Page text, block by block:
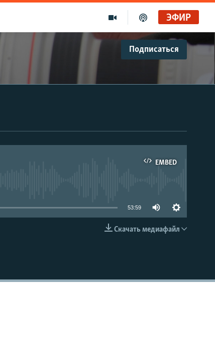
ЭФИР
Подписаться
EMBED
EMBED
53:59
Скачать медиафайл